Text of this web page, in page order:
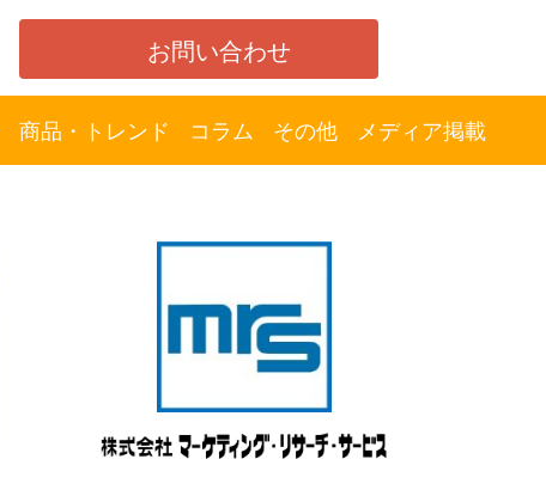
お問い合わせ
商品・トレンド コラム その他 メディア掲載